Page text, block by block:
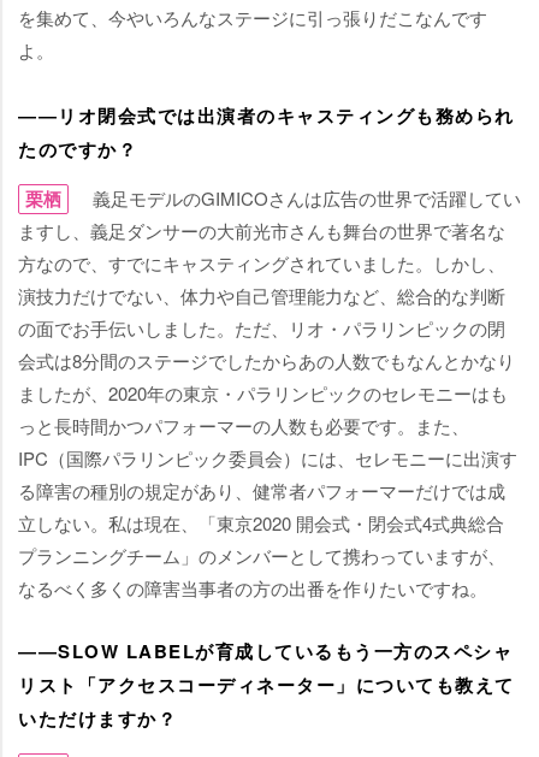
を集めて、今やいろんなステージに引っ張りだこなんです
よ。
――リオ閉会式では出演者のキャスティングも務められ
たのですか？
栗栖
義足モデルのGIMICOさんは広告の世界で活躍してい
ますし、義足ダンサーの大前光市さんも舞台の世界で著名な
方なので、すでにキャスティングされていました。しかし、
演技力だけでない、体力や自己管理能力など、総合的な判断
の面でお手伝いしました。ただ、リオ・パラリンピックの閉
会式は8分間のステージでしたからあの人数でもなんとかなり
ましたが、2020年の東京・パラリンピックのセレモニーはも
っと長時間かつパフォーマーの人数も必要です。また、
IPC（国際パラリンピック委員会）には、セレモニーに出演す
る障害の種別の規定があり、健常者パフォーマーだけでは成
立しない。私は現在、「東京2020 開会式・閉会式4式典総合
プランニングチーム」のメンバーとして携わっていますが、
なるべく多くの障害当事者の方の出番を作りたいですね。
――SLOW LABELが育成しているもう一方のスペシャ
リスト「アクセスコーディネーター」についても教えて
いただけますか？